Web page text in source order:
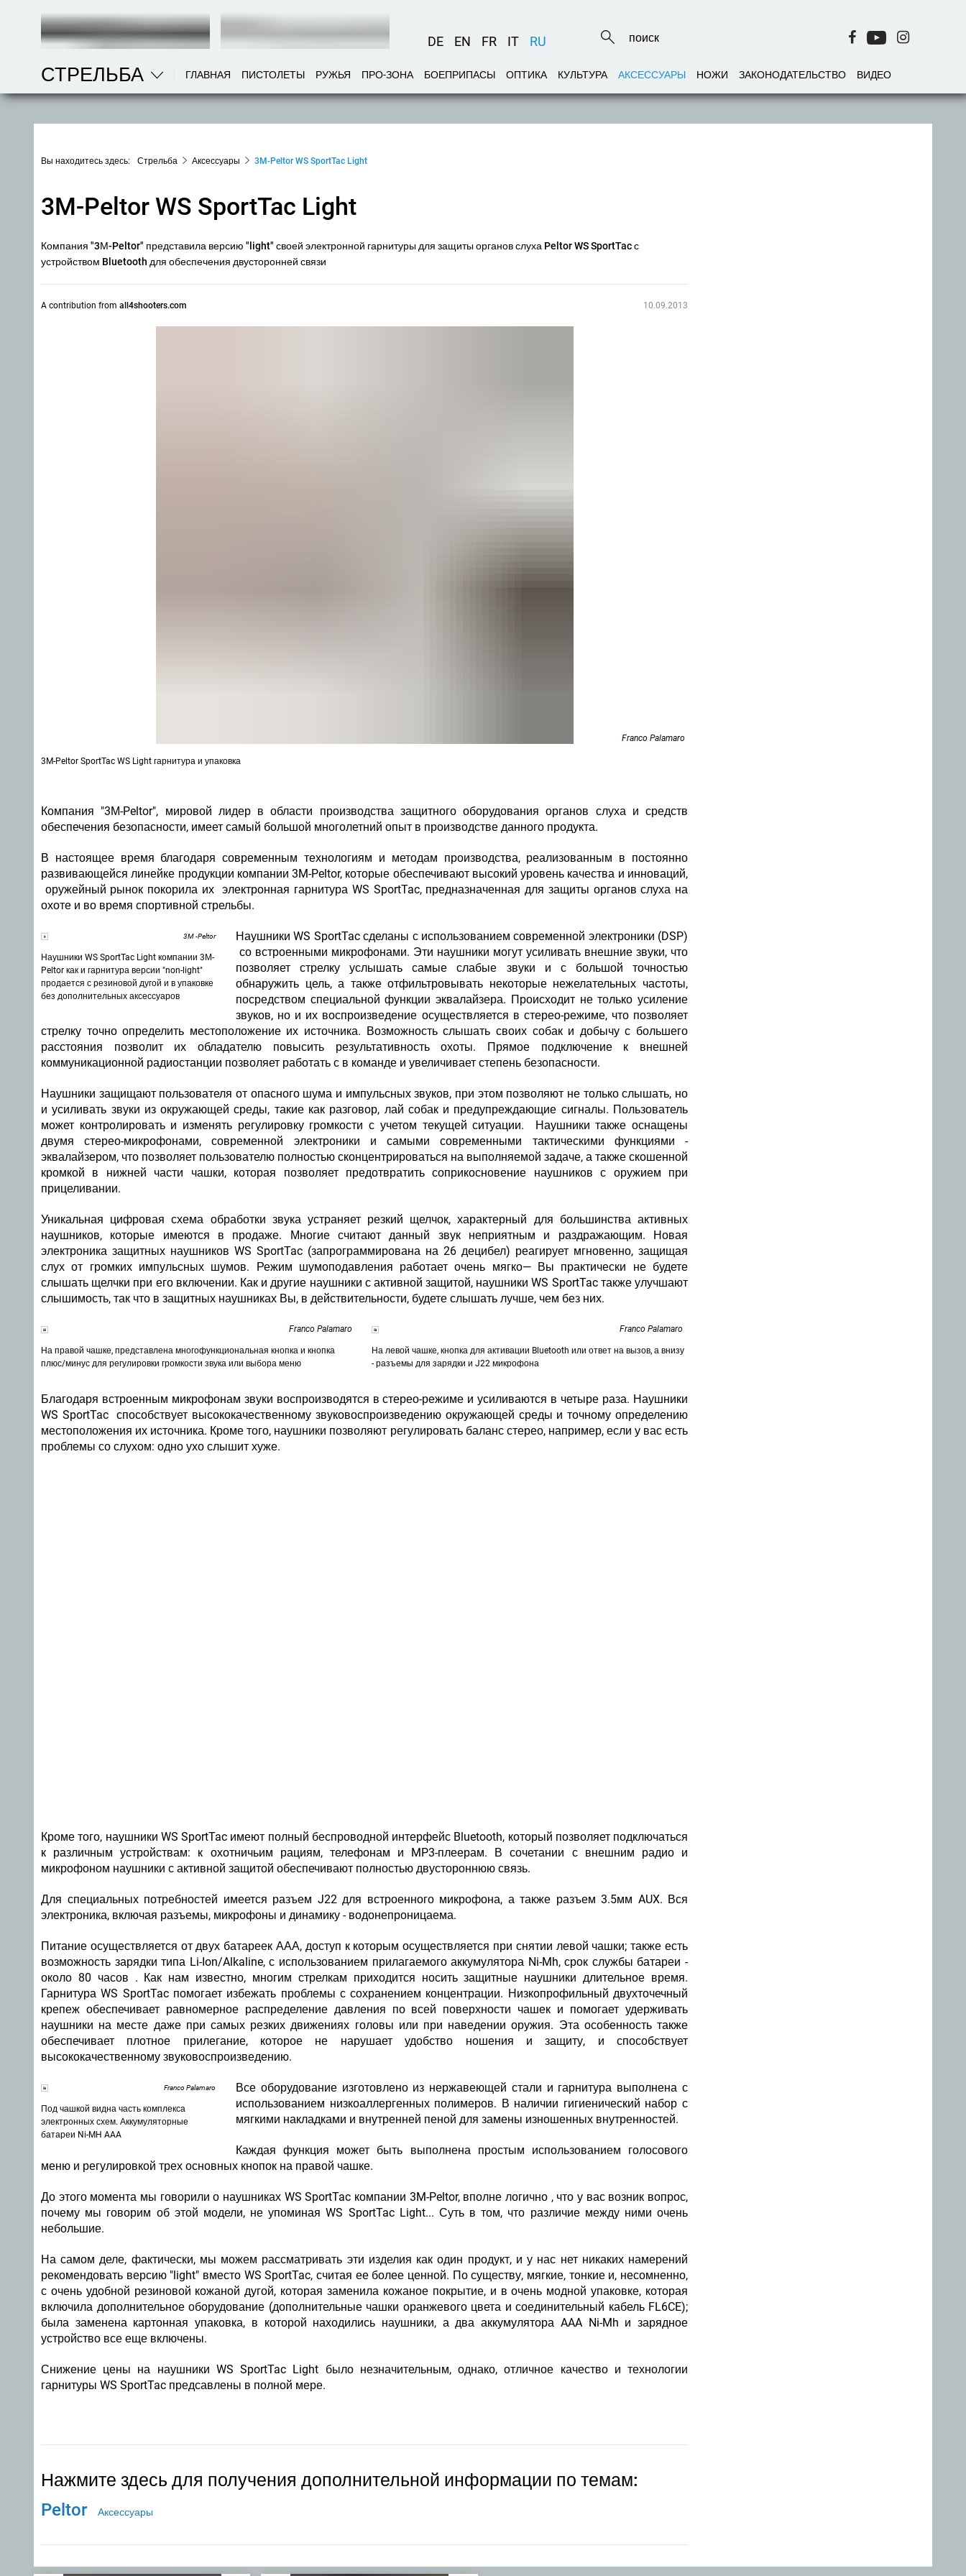
DE EN FR IT RU
СТРЕЛЬБА ГЛАВНАЯ ПИСТОЛЕТЫ РУЖЬЯ ПРО-ЗОНА БОЕПРИПАСЫ ОПТИКА КУЛЬТУРА АКСЕССУАРЫ НОЖИ ЗАКОНОДАТЕЛЬСТВО ВИДЕО
Вы находитесь здесь: Стрельба Аксессуары 3M-Peltor WS SportTac Light
3M-Peltor WS SportTac Light
Компания "3М-Peltor" представила версию "light" своей электронной гарнитуры для защиты органов слуха Peltor WS SportTac с
устройством Bluetooth для обеспечения двусторонней связи
A contribution from all4shooters.com 10.09.2013
Franco Palamaro
3M-Peltor SportTac WS Light гарнитура и упаковка
Компания "3М-Peltor", мировой лидер в области производства защитного оборудования органов слуха и средств
обеспечения безопасности, имеет самый большой многолетний опыт в производстве данного продукта.
В настоящее время благодаря современным технологиям и методам производства, реализованным в постоянно
развивающейся линейке продукции компании 3M-Peltor, которые обеспечивают высокий уровень качества и инноваций,
оружейный рынок покорила их электронная гарнитура WS SportTac, предназначенная для защиты органов слуха на
охоте и во время спортивной стрельбы.
3M -Peltor
Наушники WS SportTac Light компании 3М-
Peltor как и гарнитура версии "non-light"
продается с резиновой дугой и в упаковке
без дополнительных аксессуаров
Наушники WS SportTac сделаны с использованием современной электроники (DSP)
со встроенными микрофонами. Эти наушники могут усиливать внешние звуки, что
позволяет стрелку услышать самые слабые звуки и с большой точностью
обнаружить цель, а также отфильтровывать некоторые нежелательных частоты,
посредством специальной функции эквалайзера. Происходит не только усиление
звуков, но и их воспроизведение осуществляется в стерео-режиме, что позволяет
стрелку точно определить местоположение их источника. Возможность слышать своих собак и добычу с большего
расстояния позволит их обладателю повысить результативность охоты. Прямое подключение к внешней
коммуникационной радиостанции позволяет работать с в команде и увеличивает степень безопасности.
Наушники защищают пользователя от опасного шума и импульсных звуков, при этом позволяют не только слышать, но
и усиливать звуки из окружающей среды, такие как разговор, лай собак и предупреждающие сигналы. Пользователь
может контролировать и изменять регулировку громкости с учетом текущей ситуации. Наушники также оснащены
двумя стерео-микрофонами, современной электроники и самыми современными тактическими функциями -
эквалайзером, что позволяет пользователю полностью сконцентрироваться на выполняемой задаче, а также скошенной
кромкой в нижней части чашки, которая позволяет предотвратить соприкосновение наушников с оружием при
прицеливании.
Уникальная цифровая схема обработки звука устраняет резкий щелчок, характерный для большинства активных
наушников, которые имеются в продаже. Многие считают данный звук неприятным и раздражающим. Новая
электроника защитных наушников WS SportTac (запрограммирована на 26 децибел) реагирует мгновенно, защищая
слух от громких импульсных шумов. Режим шумоподавления работает очень мягко— Вы практически не будете
слышать щелчки при его включении. Как и другие наушники с активной защитой, наушники WS SportTac также улучшают
слышимость, так что в защитных наушниках Вы, в действительности, будете слышать лучше, чем без них.
Franco Palamaro
На правой чашке, представлена многофункциональная кнопка и кнопка
плюс/минус для регулировки громкости звука или выбора меню
Franco Palamaro
На левой чашке, кнопка для активации Bluetooth или ответ на вызов, а внизу
- разъемы для зарядки и J22 микрофона
Благодаря встроенным микрофонам звуки воспроизводятся в стерео-режиме и усиливаются в четыре раза. Наушники
WS SportTac способствует высококачественному звуковоспроизведению окружающей среды и точному определению
местоположения их источника. Кроме того, наушники позволяют регулировать баланс стерео, например, если у вас есть
проблемы со слухом: одно ухо слышит хуже.
Кроме того, наушники WS SportTac имеют полный беспроводной интерфейс Bluetooth, который позволяет подключаться
к различным устройствам: к охотничьим рациям, телефонам и MP3-плеерам. В сочетании с внешним радио и
микрофоном наушники с активной защитой обеспечивают полностью двустороннюю связь.
Для специальных потребностей имеется разъем J22 для встроенного микрофона, а также разъем 3.5мм AUX. Вся
электроника, включая разъемы, микрофоны и динамику - водонепроницаема.
Питание осуществляется от двух батареек ААА, доступ к которым осуществляется при снятии левой чашки; также есть
возможность зарядки типа Li-Ion/Alkaline, с использованием прилагаемого аккумулятора Ni-Mh, срок службы батареи -
около 80 часов . Как нам известно, многим стрелкам приходится носить защитные наушники длительное время.
Гарнитура WS SportTac помогает избежать проблемы с сохранением концентрации. Низкопрофильный двухточечный
крепеж обеспечивает равномерное распределение давления по всей поверхности чашек и помогает удерживать
наушники на месте даже при самых резких движениях головы или при наведении оружия. Эта особенность также
обеспечивает плотное прилегание, которое не нарушает удобство ношения и защиту, и способствует
высококачественному звуковоспроизведению.
Franco Palamaro
Под чашкой видна часть комплекса
электронных схем. Аккумуляторные
батареи Ni-MH AAA
Все оборудование изготовлено из нержавеющей стали и гарнитура выполнена с
использованием низкоаллергенных полимеров. В наличии гигиенический набор с
мягкими накладками и внутренней пеной для замены изношенных внутренностей.
Каждая функция может быть выполнена простым использованием голосового
меню и регулировкой трех основных кнопок на правой чашке.
До этого момента мы говорили о наушниках WS SportTac компании 3M-Peltor, вполне логично , что у вас возник вопрос,
почему мы говорим об этой модели, не упоминая WS SportTac Light... Суть в том, что различие между ними очень
небольшие.
На самом деле, фактически, мы можем рассматривать эти изделия как один продукт, и у нас нет никаких намерений
рекомендовать версию "light" вместо WS SportTac, считая ее более ценной. По существу, мягкие, тонкие и, несомненно,
с очень удобной резиновой кожаной дугой, которая заменила кожаное покрытие, и в очень модной упаковке, которая
включила дополнительное оборудование (дополнительные чашки оранжевого цвета и соединительный кабель FL6CE);
была заменена картонная упаковка, в которой находились наушники, а два аккумулятора AAA Ni-Mh и зарядное
устройство все еще включены.
Снижение цены на наушники WS SportTac Light было незначительным, однако, отличное качество и технологии
гарнитуры WS SportTac предсавлены в полной мере.
Нажмите здесь для получения дополнительной информации по темам:
Peltor Аксессуары